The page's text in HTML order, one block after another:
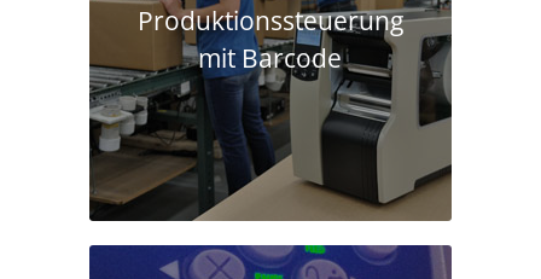
Produktions­steuerung
mit Barcode